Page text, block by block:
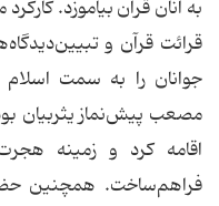
به‌ آنان‌ قرآن‌ بياموزد.
قرائت‌ قرآن‌ و
جوانان‌ را به‌ سمت‌ اسلام‌
مصعب‌ پيش‌نماز يثربيان‌
اقامه‌ كرد و زمينه‌
فراهم‌ساخت‌. همچنين‌